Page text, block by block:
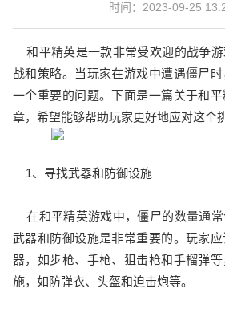
时间：2023-09-25
和平精英是一款非常受欢迎的战争
战和策略。当玩家在游戏中遭遇僵尸
一个重要的问题。下面是一篇关于和
章，希望能够帮助玩家更好地应对这个
1、寻找武器和防御设施
在和平精英游戏中，僵尸的数量通
武器和防御设施是非常重要的。玩家
器，如步枪、手枪、狙击枪和手榴弹
施，如防弹衣、头盔和迫击炮等。